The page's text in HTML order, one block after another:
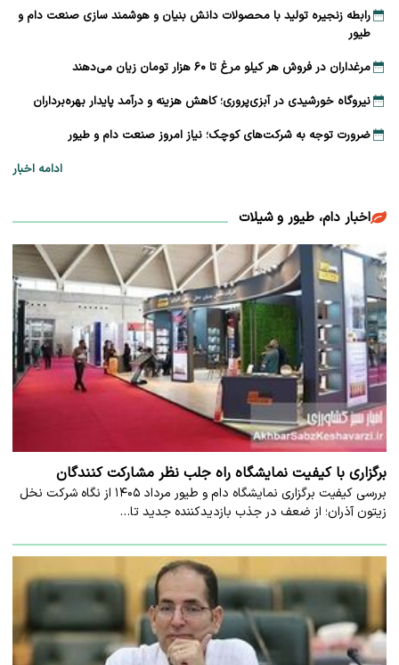
رابطه زنجیره تولید با محصولات دانش بنیان و هوشمند سازی صنعت دام و
طیور
مرغداران در فروش هر کیلو مرغ تا ۶۰ هزار تومان زیان می‌دهند
نیروگاه خورشیدی در آبزی‌پروری؛ کاهش هزینه و درآمد پایدار بهره‌برداران
ضرورت توجه به شرکت‌های کوچک؛ نیاز امروز صنعت دام و طیور
ادامه اخبار
اخبار دام، طیور و شیلات
برگزاری با کیفیت نمایشگاه راه جلب نظر مشارکت‌ کنندگان
بررسی کیفیت برگزاری نمایشگاه دام و طیور مرداد ۱۴۰۵ از نگاه شرکت نخل
زیتون آذران؛ از ضعف در جذب بازدیدکننده جدید تا…